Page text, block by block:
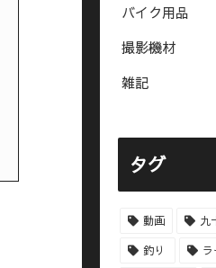
バイク用品
撮影機材
雑記
タグ
動画 九
釣り